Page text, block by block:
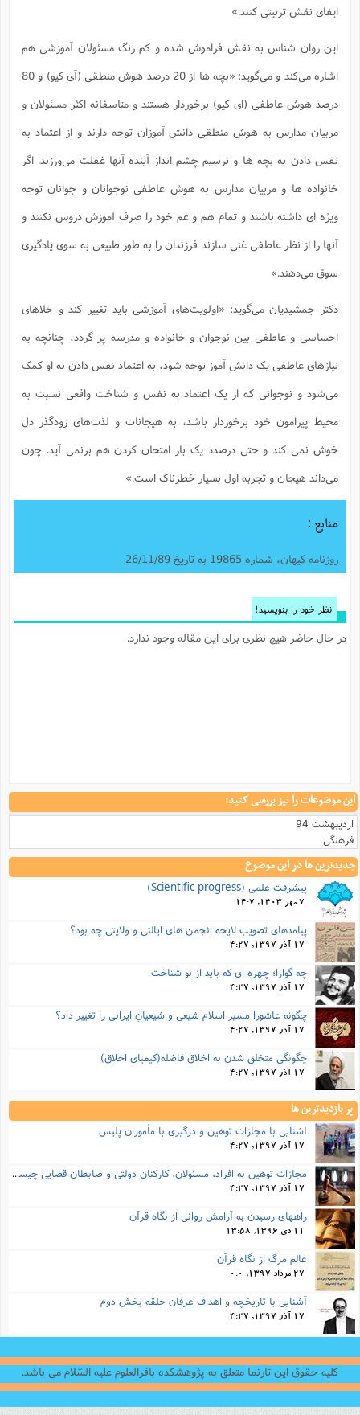
ایفای نقش تربیتی کنند.»
این روان شناس به نقش فراموش شده و کم رنگ مسئولان آموزشی هم
اشاره می‌کند و می‌گوید: «بچه ها از 20 درصد هوش منطقی (آی کیو) و 80
درصد هوش عاطفی (ای کیو) برخوردار هستند و متاسفانه اکثر مسئولان و
مربیان مدارس به هوش منطقی دانش آموزان توجه دارند و از اعتماد به
نفس دادن به بچه ها و ترسیم چشم انداز آینده آنها غفلت می‌ورزند. اگر
خانواده ها و مربیان مدارس به هوش عاطفی نوجوانان و جوانان توجه
ویژه ای داشته باشند و تمام هم و غم خود را صرف آموزش دروس نکنند و
آنها را از نظر عاطفی غنی سازند فرزندان را به طور طبیعی به سوی یادگیری
سوق می‌دهند.»
دکتر جمشیدیان می‌گوید: «اولویت‌های آموزشی باید تغییر کند و خلاهای
احساسی و عاطفی بین نوجوان و خانواده و مدرسه پر گردد، چنانچه به
نیازهای عاطفی یک دانش آموز توجه شود، به اعتماد نفس دادن به او کمک
می‌شود و نوجوانی که از یک اعتماد به نفس و شناخت واقعی نسبت به
محیط پیرامون خود برخوردار باشد، به هیجانات و لذت‌های زودگذر دل
خوش نمی کند و حتی درصدد یک بار امتحان کردن هم برنمی آید. چون
می‌داند هیجان و تجربه اول بسیار خطرناک است.»
منابع :
روزنامه کیهان، شماره 19865 به تاریخ 26/11/89
نظر خود را بنویسید!
در حال حاضر هیچ نظری برای این مقاله وجود ندارد.
این موضوعات را نیز بررسی کنید:
اردیبهشت 94
فرهنگی
جدیدترین ها در این موضوع
پیشرفت علمی (Scientific progress)
7 مهر 1403, 14:7
پیامدهای تصویب لایحه انجمن های ایالتی و ولایتی چه بود؟
17 آذر 1397, 4:27
چه گوارا؛ چهره ای که باید از نو شناخت
17 آذر 1397, 4:27
چگونه عاشورا مسیر اسلامِ شیعی و شیعیانِ ایرانی را تغییر داد؟
17 آذر 1397, 4:27
چگونگی متخلق شدن به اخلاق فاضله(کیمیای اخلاق)
17 آذر 1397, 4:27
پر بازدیدترین ها
آشنایی با مجازات توهین و درگیری با مأموران پلیس
17 آذر 1397, 4:27
مجازات‌ توهین به افراد، مسئولان، کارکنان دولتی و ضابطان قضایی چیست؟
17 آذر 1397, 4:27
راههای رسیدن به آرامش روانی از نگاه قرآن
11 دی 1396, 13:58
عالم مرگ از نگاه قرآن
27 مرداد 1397, 0:0
آشنایی با تاریخچه و اهداف عرفان حلقه بخش دوم
17 آذر 1397, 4:27
کلیه حقوق این تارنما متعلق به پژوهشکده باقرالعلوم علیه السّلام می باشد.